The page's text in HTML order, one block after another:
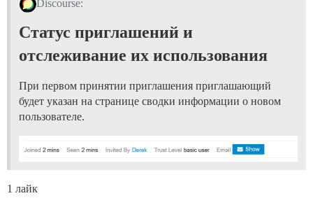
Discourse:
Статус приглашений и
отслеживание их использования
При первом принятии приглашения приглашающий
будет указан на странице сводки информации о новом
пользователе.
1 лайк